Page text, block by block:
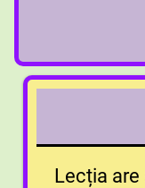
Lecția